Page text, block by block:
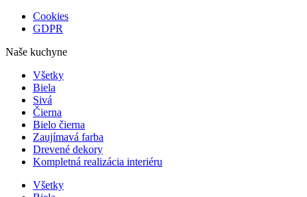
Cookies
GDPR
Naše kuchyne
Všetky
Biela
Sivá
Čierna
Bielo čierna
Zaujímavá farba
Drevené dekory
Kompletná realizácia interiéru
Všetky